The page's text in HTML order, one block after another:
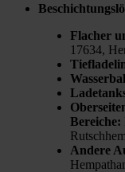
Flacher
17634,
Bereiche:
Andere